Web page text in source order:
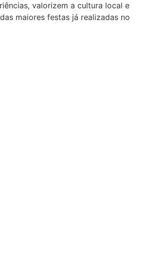
valorizem a cultura local e
maiores festas já realizadas no